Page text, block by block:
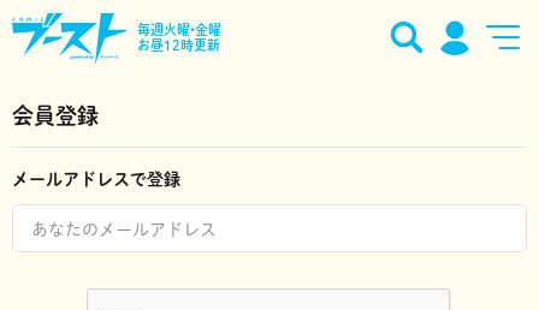
毎週火曜•金曜
お昼12時更新
会員登録
メールアドレスで登録